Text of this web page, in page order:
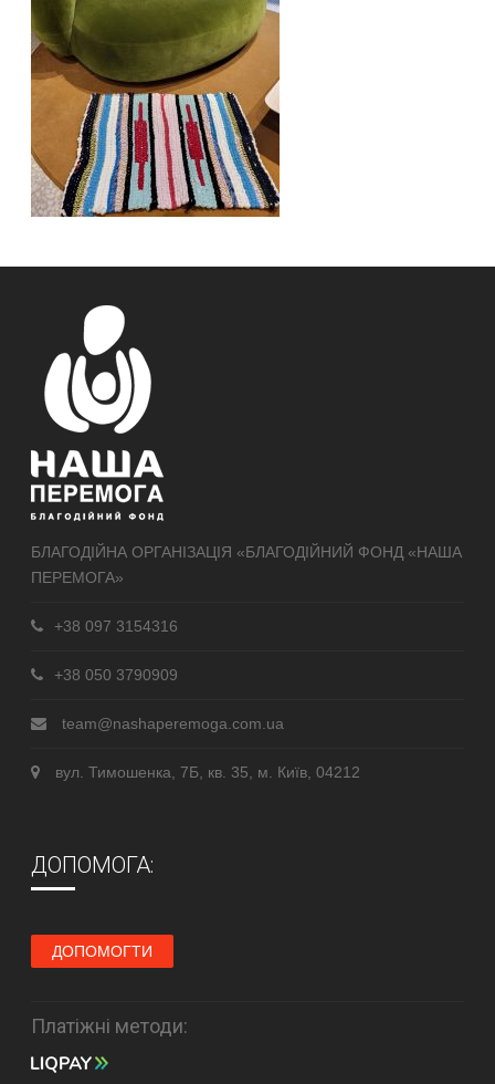
БЛАГОДІЙНА ОРГАНІЗАЦІЯ «БЛАГОДІЙНИЙ ФОНД «НАША
ПЕРЕМОГА»
+38 097 3154316
+38 050 3790909
team@nashaperemoga.com.ua
вул. Тимошенка, 7Б, кв. 35, м. Київ, 04212
ДОПОМОГА:
ДОПОМОГТИ
Платіжні методи: